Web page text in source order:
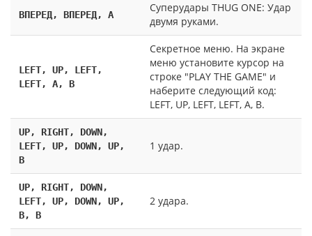
ВПЕРЕД, ВПЕРЕД, А
Суперудары THUG ONE: Удар
двумя руками.
LEFT, UP, LEFT,
LEFT, A, B
Секретное меню. На экране
меню установите курсор на
строке "PLAY THE GAME" и
наберите следующий код:
LEFT, UP, LEFT, LEFT, А, В.
UP, RIGHT, DOWN,
LEFT, UP, DOWN, UP,
B
1 удар.
UP, RIGHT, DOWN,
LEFT, UP, DOWN, UP,
B, B
2 удара.